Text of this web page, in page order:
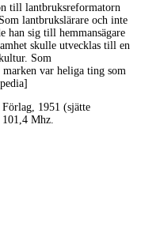
till lantbruksreformatorn
lantbrukslärare och inte
han sig till hemmansägare
skulle utvecklas till en
Som
var heliga ting som
1951 (sjätte
Mhz.